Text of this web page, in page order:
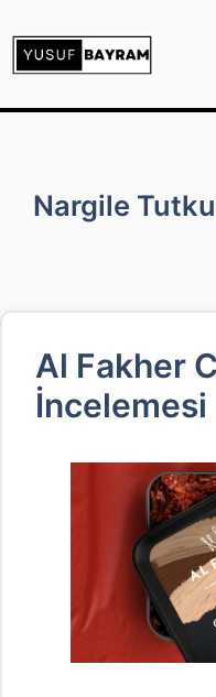
atla
Nargile
Al Fakher
İncelemesi